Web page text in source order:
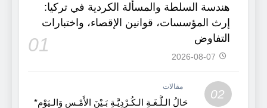
هندسة السلطة والمسألة الكردية في تركيا:
إرث المؤسسات، قوانين الإقصاء، واختبارات
التفاوض
01
2026-08-07
02
مقالات
حَالُ الـلُّـغَـةِ الـكُـرْدِيَّـةِ بَـيْنَ الأَمْـسِ وَالـيَوْمِ*